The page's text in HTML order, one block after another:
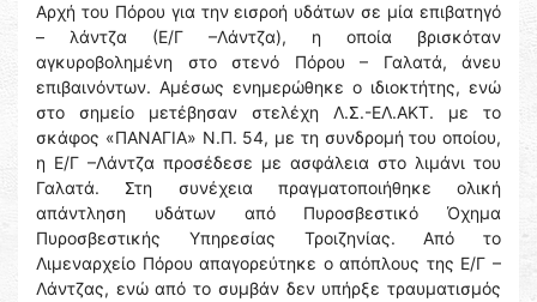
Αρχή του Πόρου για την εισροή υδάτων σε μία επιβατηγό
– λάντζα (Ε/Γ –Λάντζα), η οποία βρισκόταν
αγκυροβολημένη στο στενό Πόρου – Γαλατά, άνευ
επιβαινόντων. Αμέσως ενημερώθηκε ο ιδιοκτήτης, ενώ
στο σημείο μετέβησαν στελέχη Λ.Σ.-ΕΛ.ΑΚΤ. με το
σκάφος «ΠΑΝΑΓΙΑ» Ν.Π. 54, με τη συνδρομή του οποίου,
η Ε/Γ –Λάντζα προσέδεσε με ασφάλεια στο λιμάνι του
Γαλατά. Στη συνέχεια πραγματοποιήθηκε ολική
απάντληση υδάτων από Πυροσβεστικό Όχημα
Πυροσβεστικής Υπηρεσίας Τροιζηνίας. Από το
Λιμεναρχείο Πόρου απαγορεύτηκε ο απόπλους της Ε/Γ –
Λάντζας, ενώ από το συμβάν δεν υπήρξε τραυματισμός